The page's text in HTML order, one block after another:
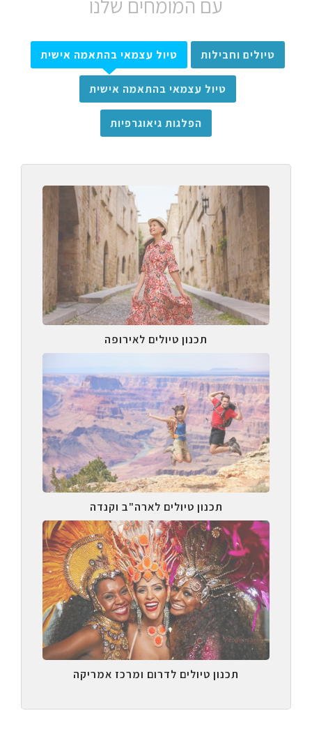
עם המומחים שלנו
טיולים וחבילות טיול עצמאי בהתאמה אישית
טיול עצמאי בהתאמה אישית
הפלגות גיאוגרפיות
תכנון טיולים לאירופה
תכנון טיולים לארה"ב וקנדה
תכנון טיולים לדרום ומרכז אמריקה